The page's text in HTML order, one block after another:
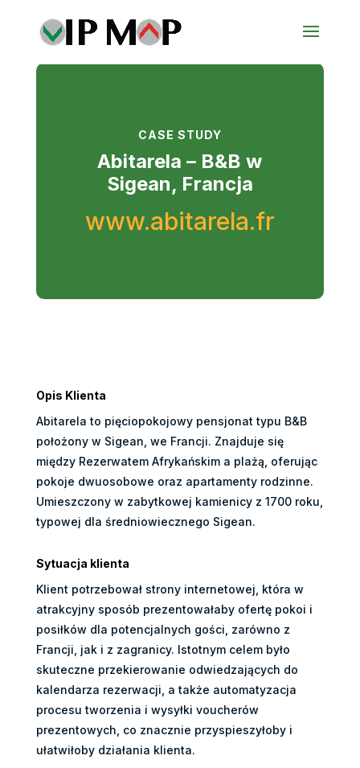
CASE STUDY
Abitarela – B&B w
Sigean, Francja
www.abitarela.fr
Opis Klienta
Abitarela to pięciopokojowy pensjonat typu B&B
położony w Sigean, we Francji. Znajduje się
między Rezerwatem Afrykańskim a plażą, oferując
pokoje dwuosobowe oraz apartamenty rodzinne.
Umieszczony w zabytkowej kamienicy z 1700 roku,
typowej dla średniowiecznego Sigean.
Sytuacja klienta
Klient potrzebował strony internetowej, która w
atrakcyjny sposób prezentowałaby ofertę pokoi i
posiłków dla potencjalnych gości, zarówno z
Francji, jak i z zagranicy. Istotnym celem było
skuteczne przekierowanie odwiedzających do
kalendarza rezerwacji, a także automatyzacja
procesu tworzenia i wysyłki voucherów
prezentowych, co znacznie przyspieszyłoby i
ułatwiłoby działania klienta.